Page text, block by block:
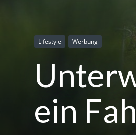
Lifestyle Werbung
ein